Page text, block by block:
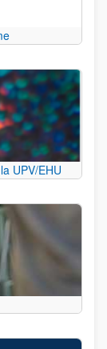
UPV/EHU